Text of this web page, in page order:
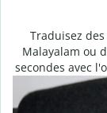
Traduisez
Malayalam ou
secondes avec